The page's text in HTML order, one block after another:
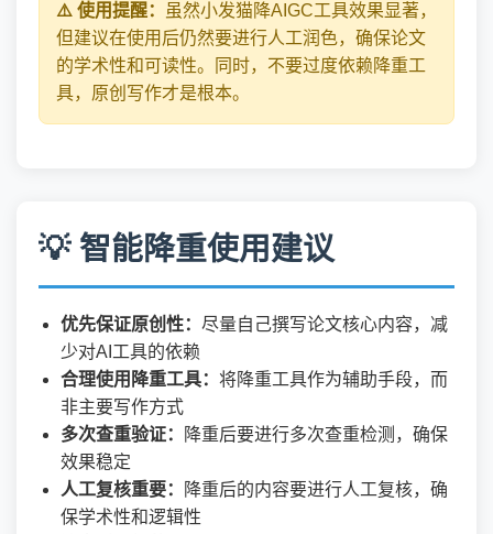
⚠️ 使用提醒：
虽然小发猫降AIGC工具效果显著，
但建议在使用后仍然要进行人工润色，确保论文
的学术性和可读性。同时，不要过度依赖降重工
具，原创写作才是根本。
💡 智能降重使用建议
优先保证原创性： 尽量自己撰写论文核心内容，减
少对AI工具的依赖
合理使用降重工具： 将降重工具作为辅助手段，而
非主要写作方式
多次查重验证：
降重后要进行多次查重检测，确保
效果稳定
人工复核重要：
降重后的内容要进行人工复核，确
保学术性和逻辑性